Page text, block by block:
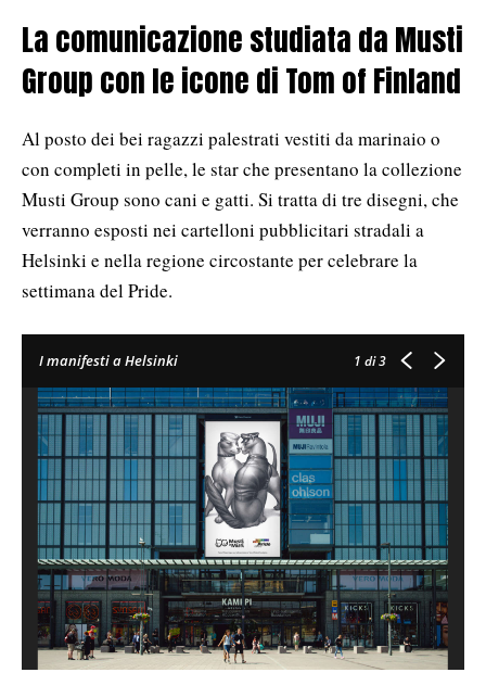
La comunicazione studiata da Musti
Group con le icone di Tom of Finland
Al posto dei bei ragazzi palestrati vestiti da marinaio o
con completi in pelle, le star che presentano la collezione
Musti Group sono cani e gatti. Si tratta di tre disegni, che
verranno esposti nei cartelloni pubblicitari stradali a
Helsinki e nella regione circostante per celebrare la
settimana del Pride.
I manifesti a Helsinki 1 di 3